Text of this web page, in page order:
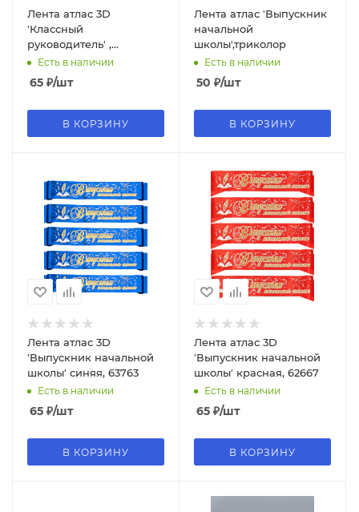
Лента атлас 3D
'Классный
руководитель' ,
бордовый цвет, 38250
Есть в наличии
65 ₽/шт
В КОРЗИНУ
Лента атлас 'Выпускник
начальной
школы',триколор
Есть в наличии
50 ₽/шт
В КОРЗИНУ
Лента атлас 3D
'Выпускник начальной
школы' синяя, 63763
Есть в наличии
65 ₽/шт
В КОРЗИНУ
Лента атлас 3D
'Выпускник начальной
школы' красная, 62667
Есть в наличии
65 ₽/шт
В КОРЗИНУ